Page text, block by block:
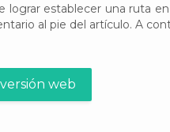
lograr establecer una ruta
al pie del artículo. A
web